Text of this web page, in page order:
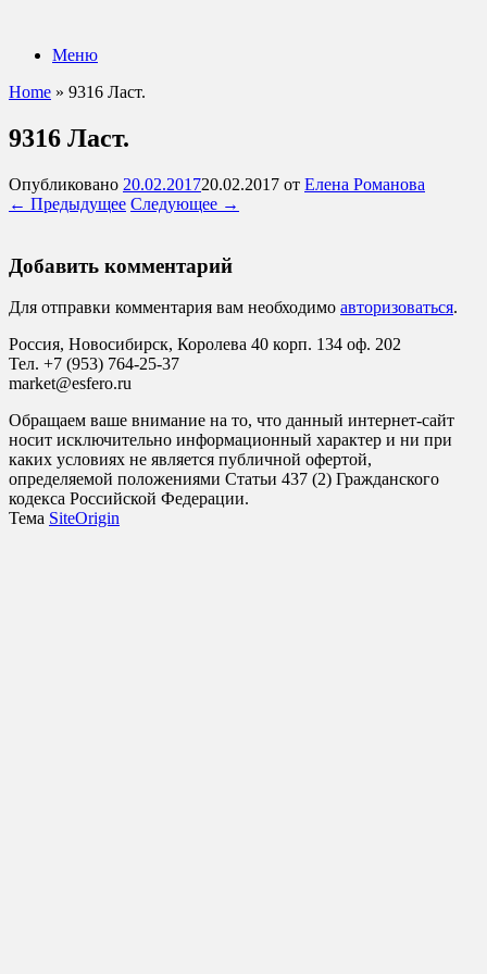
содержанию
Меню
Home » 9316 Ласт.
9316 Ласт.
Опубликовано 20.02.201720.02.2017 от Елена Романова
← Предыдущее Следующее →
Добавить комментарий
Для отправки комментария вам необходимо авторизоваться.
Россия, Новосибирск, Королева 40 корп. 134 оф. 202
Тел. +7 (953) 764-25-37
market@esfero.ru
Обращаем ваше внимание на то, что данный интернет-сайт
носит исключительно информационный характер и ни при
каких условиях не является публичной офертой,
определяемой положениями Статьи 437 (2) Гражданского
кодекса Российской Федерации.
Тема SiteOrigin